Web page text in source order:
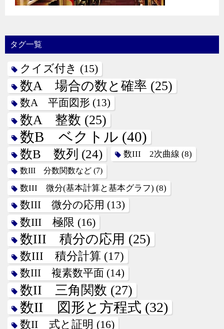
タグ一覧
クイズ付き (15)
数A 場合の数と確率 (25)
数A 平面図形 (13)
数A 整数 (25)
数B ベクトル (40)
数B 数列 (24) 数III 2次曲線 (8)
数III 分数関数など (7)
数III 微分(基本計算と基本グラフ) (8)
数III 微分の応用 (13)
数III 極限 (16)
数III 積分の応用 (25)
数III 積分計算 (17)
数III 複素数平面 (14)
数II 三角関数 (27)
数II 図形と方程式 (32)
数II 式と証明 (16)